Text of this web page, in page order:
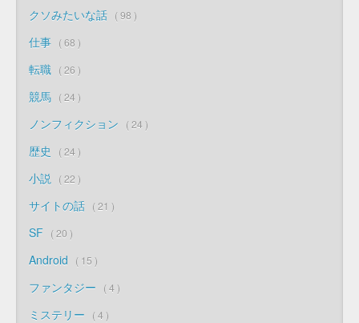
クソみたいな話 98
仕事 68
転職 26
競馬 24
ノンフィクション 24
歴史 24
小説 22
サイトの話 21
SF 20
Android 15
ファンタジー 4
ミステリー 4